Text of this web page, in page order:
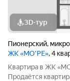
3D-тур
Пионерский,
ЖК «МО’РЕ», 4
Квартира в ЖК «МОре» 200 метров до
Продаётся